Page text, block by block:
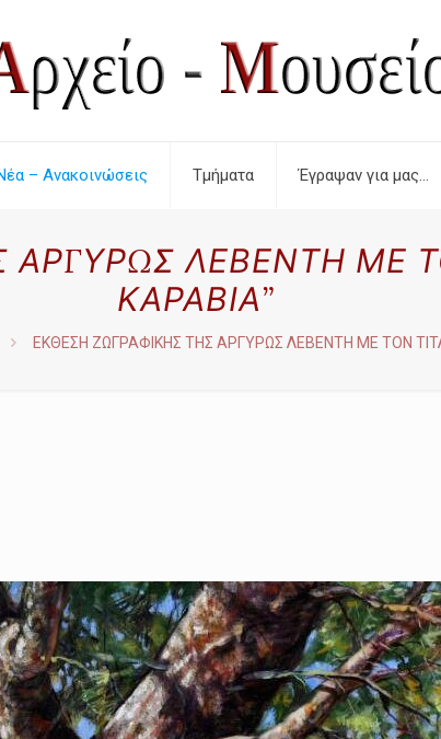
– Ανακοινώσεις Τμήματα Έγραψαν για μας…
ΛΕΒΕΝΤΗ ΜΕ
ΚΑΡΑΒΙΑ”
ΕΚΘΕΣΗ ΖΩΓΡΑΦΙΚΗΣ ΤΗΣ ΑΡΓΥΡΩΣ ΛΕΒΕΝΤΗ ΜΕ ΤΟΝ